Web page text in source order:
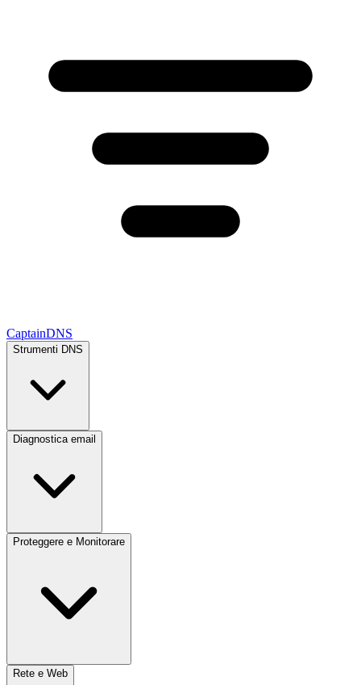
CaptainDNS
Strumenti DNS
Diagnostica email
Proteggere e Monitorare
Rete e Web